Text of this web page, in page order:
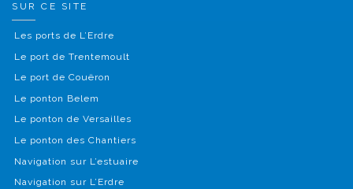
SUR CE SITE
Les ports de L’Erdre
Le port de Trentemoult
Le port de Couëron
Le ponton Belem
Le ponton de Versailles
Le ponton des Chantiers
Navigation sur L’estuaire
Navigation sur L’Erdre